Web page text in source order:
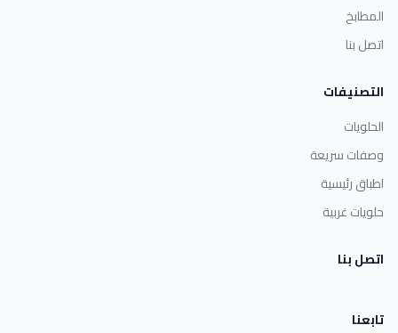
المطابخ
اتصل بنا
التصنيفات
الحلويات
وصفات سريعة
اطباق رئيسية
حلويات غربية
اتصل بنا
تابعنا